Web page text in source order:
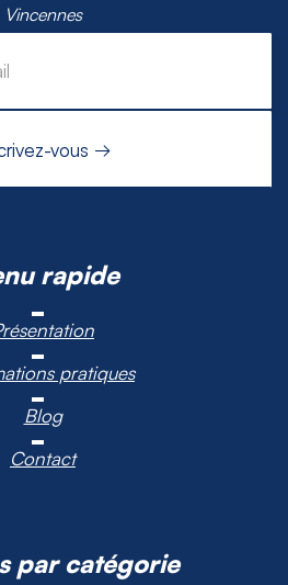
Vincennes
rapide
pratiques
Blog
Contact
par catégorie